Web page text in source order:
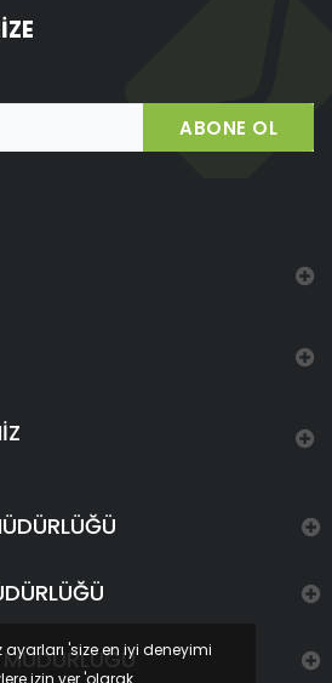
ABONE OL
'size en iyi deneyimi
izin ver 'olarak